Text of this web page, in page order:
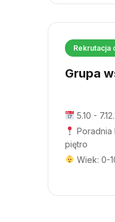
Rekrutacja
Grupa
5.10 -
Poradnia
piętro
Wiek: 0-